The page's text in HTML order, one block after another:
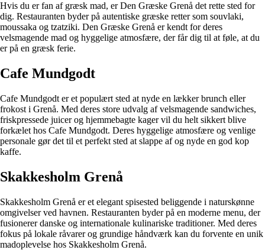
Hvis du er fan af græsk mad, er Den Græske Grenå det rette sted for
dig. Restauranten byder på autentiske græske retter som souvlaki,
moussaka og tzatziki. Den Græske Grenå er kendt for deres
velsmagende mad og hyggelige atmosfære, der får dig til at føle, at du
er på en græsk ferie.
Cafe Mundgodt
Cafe Mundgodt er et populært sted at nyde en lækker brunch eller
frokost i Grenå. Med deres store udvalg af velsmagende sandwiches,
friskpressede juicer og hjemmebagte kager vil du helt sikkert blive
forkælet hos Cafe Mundgodt. Deres hyggelige atmosfære og venlige
personale gør det til et perfekt sted at slappe af og nyde en god kop
kaffe.
Skakkesholm Grenå
Skakkesholm Grenå er et elegant spisested beliggende i naturskønne
omgivelser ved havnen. Restauranten byder på en moderne menu, der
fusionerer danske og internationale kulinariske traditioner. Med deres
fokus på lokale råvarer og grundige håndværk kan du forvente en unik
madoplevelse hos Skakkesholm Grenå.